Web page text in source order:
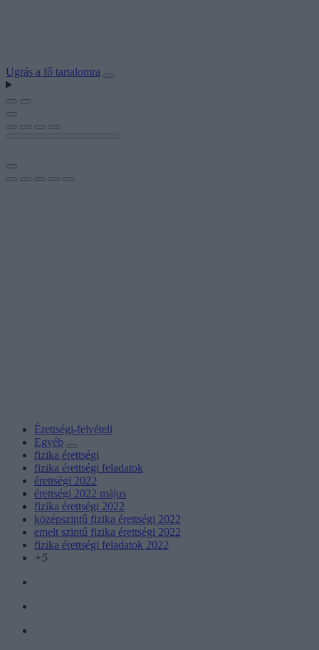
Ugrás a fő tartalomra
Érettségi-felvételi
Egyéb
fizika érettségi
fizika érettségi feladatok
érettségi 2022
érettségi 2022 május
fizika érettségi 2022
középszintű fizika érettségi 2022
emelt szintű fizika érettségi 2022
fizika érettségi feladatok 2022
+5